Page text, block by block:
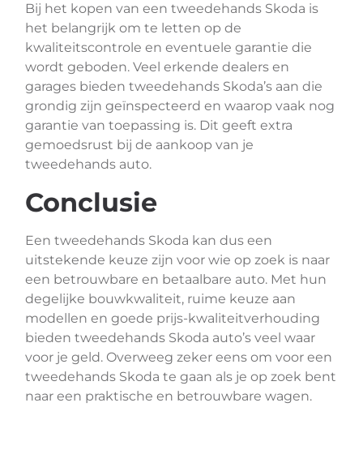
Bij het kopen van een tweedehands Skoda is
het belangrijk om te letten op de
kwaliteitscontrole en eventuele garantie die
wordt geboden. Veel erkende dealers en
garages bieden tweedehands Skoda’s aan die
grondig zijn geïnspecteerd en waarop vaak nog
garantie van toepassing is. Dit geeft extra
gemoedsrust bij de aankoop van je
tweedehands auto.
Conclusie
Een tweedehands Skoda kan dus een
uitstekende keuze zijn voor wie op zoek is naar
een betrouwbare en betaalbare auto. Met hun
degelijke bouwkwaliteit, ruime keuze aan
modellen en goede prijs-kwaliteitverhouding
bieden tweedehands Skoda auto’s veel waar
voor je geld. Overweeg zeker eens om voor een
tweedehands Skoda te gaan als je op zoek bent
naar een praktische en betrouwbare wagen.